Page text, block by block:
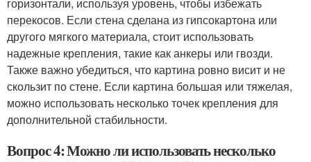
горизонтали, используя уровень, чтобы избежать
перекосов. Если стена сделана из гипсокартона или
другого мягкого материала, стоит использовать
надежные крепления, такие как анкеры или гвозди.
Также важно убедиться, что картина ровно висит и не
скользит по стене. Если картина большая или тяжелая,
можно использовать несколько точек крепления для
дополнительной стабильности.
Вопрос 4: Можно ли использовать несколько